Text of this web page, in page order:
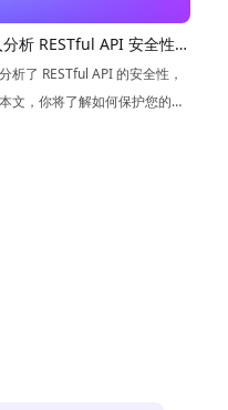
析 RESTful API 安全性及
施
析了 RESTful API 的安全性，
文，你将了解如何保护您的